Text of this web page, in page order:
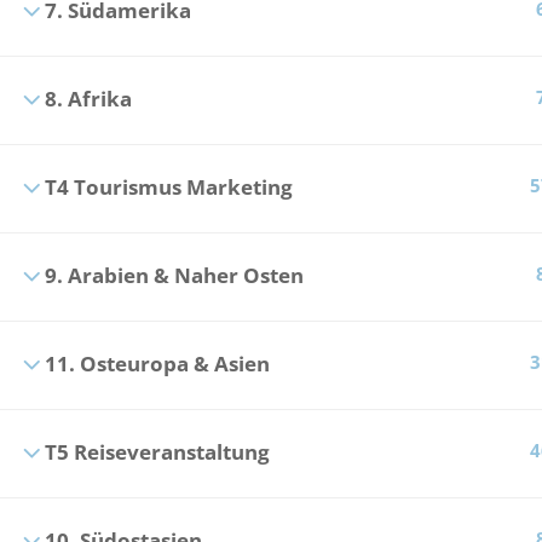
7. Südamerika
8. Afrika
T4 Tourismus Marketing
9. Arabien & Naher Osten
11. Osteuropa & Asien
T5 Reiseveranstaltung